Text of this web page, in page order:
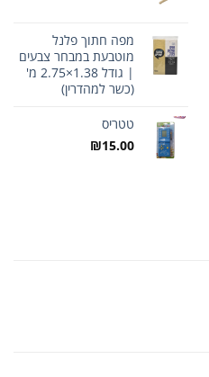
מפה חתוך פלנל
מוטבעת במבחר צבעים
| גודל 1.38×2.75 מ'
(כשר למהדרין)
טטריס
₪15.00